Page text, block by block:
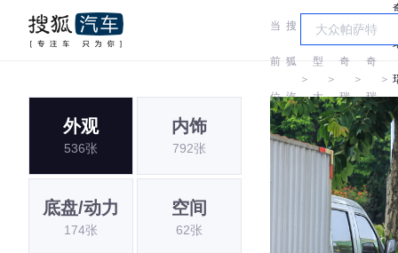
当
前
位
置:
搜
狐
汽
车
＞
车
型
大
全
＞
奇
瑞
＞
奇
瑞
＞
外观
536张
内饰
792张
底盘/动力
174张
空间
62张